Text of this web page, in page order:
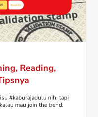
Reading,
#kaburajadulu nih, tapi
mau join the trend.